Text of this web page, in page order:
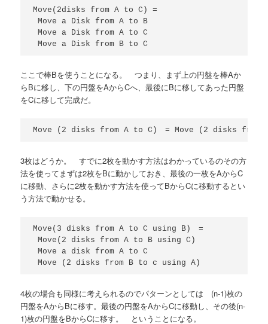
Move(2disks from A to C) =
Move a Disk from A to B
Move a Disk from A to C
ここで棒Bを使うことになる。 つまり、まず上の円盤を棒Aか
らBに移し、下の円盤をAからCへ、最後にBに移してあった円盤
をCに移して完成だ。
3枚はどうか。 すでに2枚を動かす方法はわかっているのその方
法を使ってまずは2枚をBに動かしておき、最後の一枚をAからC
に移動、さらに2枚を動かす方法を使ってBからCに移動するとい
う方法で動かせる。
Move(3 disks from A to C using B)　=
Move(2 disks from A to B using C)
Move a disk from A to C
4枚の場合も同様に考えられるのでパターンとしては (n-1)枚の
円盤をAからBに移す。最後の円盤をAからCに移動し、その後(n-
1)枚の円盤をBからCに移す。 ということになる。